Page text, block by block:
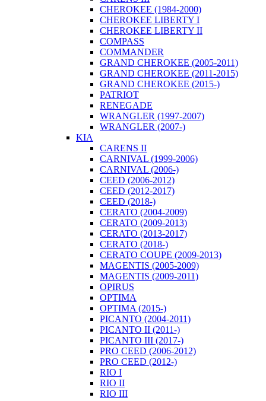
CHEROKEE (1984-2000)
CHEROKEE LIBERTY I
CHEROKEE LIBERTY II
COMPASS
COMMANDER
GRAND CHEROKEE (2005-2011)
GRAND CHEROKEE (2011-2015)
GRAND CHEROKEE (2015-)
PATRIOT
RENEGADE
WRANGLER (1997-2007)
WRANGLER (2007-)
KIA
CARENS II
CARNIVAL (1999-2006)
CARNIVAL (2006-)
CEED (2006-2012)
CEED (2012-2017)
CEED (2018-)
CERATO (2004-2009)
CERATO (2009-2013)
CERATO (2013-2017)
CERATO (2018-)
CERATO COUPE (2009-2013)
MAGENTIS (2005-2009)
MAGENTIS (2009-2011)
OPIRUS
OPTIMA
OPTIMA (2015-)
PICANTO (2004-2011)
PICANTO II (2011-)
PICANTO III (2017-)
PRO CEED (2006-2012)
PRO CEED (2012-)
RIO I
RIO II
RIO III